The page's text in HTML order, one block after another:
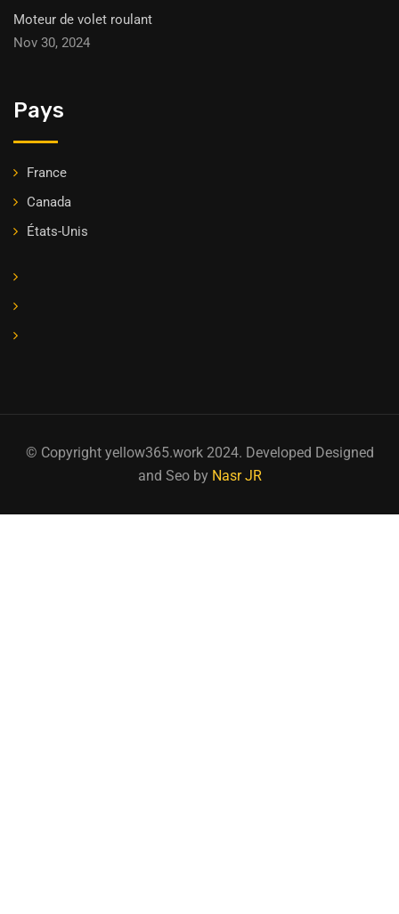
Moteur de volet roulant
Nov 30, 2024
Pays
France
Canada
États-Unis
© Copyright yellow365.work 2024. Developed Designed
and Seo by Nasr JR